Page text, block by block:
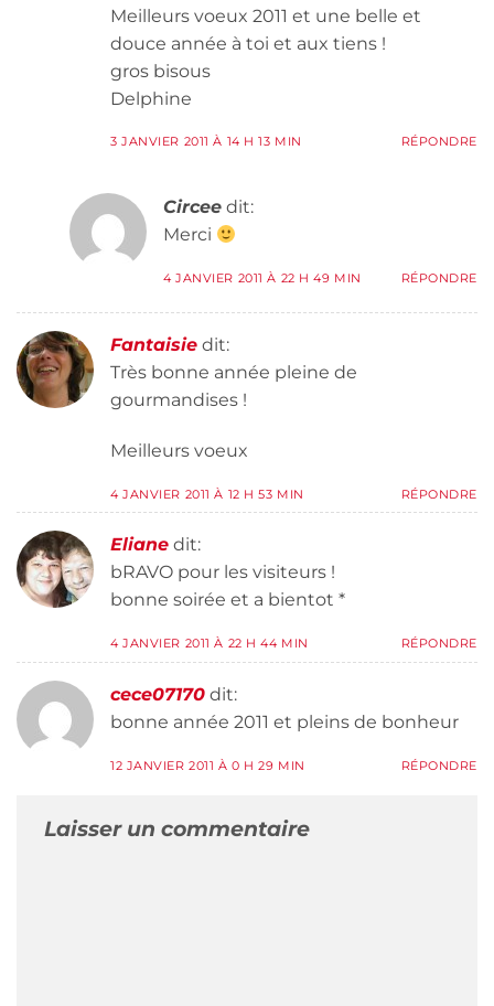
Meilleurs voeux 2011 et une belle et
douce année à toi et aux tiens !
gros bisous
Delphine
3 JANVIER 2011 À 14 H 13 MIN RÉPONDRE
Circee dit:
Merci
4 JANVIER 2011 À 22 H 49 MIN RÉPONDRE
Fantaisie dit:
Très bonne année pleine de
gourmandises !
Meilleurs voeux
4 JANVIER 2011 À 12 H 53 MIN RÉPONDRE
Eliane dit:
bRAVO pour les visiteurs !
bonne soirée et a bientot *
4 JANVIER 2011 À 22 H 44 MIN RÉPONDRE
cece07170 dit:
bonne année 2011 et pleins de bonheur
12 JANVIER 2011 À 0 H 29 MIN RÉPONDRE
Laisser un commentaire